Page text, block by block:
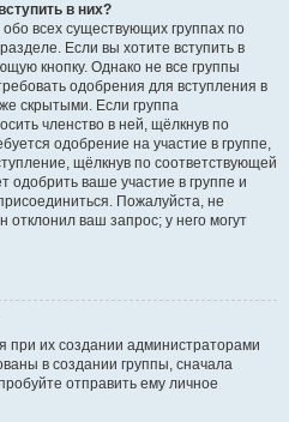
в них?
всех существующих группах по
Если вы хотите вступить в
кнопку. Однако не все группы
одобрения для вступления в
скрытыми. Если группа
членство в ней, щёлкнув по
одобрение на участие в группе,
щёлкнув по соответствующей
одобрить ваше участие в группе и
Пожалуйста, не
отклонил ваш запрос; у него могут
при их создании администраторами
в создании группы, сначала
отправить ему личное